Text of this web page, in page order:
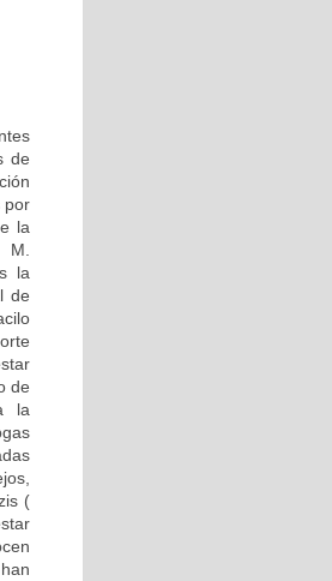
de
por
la
la
de
de
la
(